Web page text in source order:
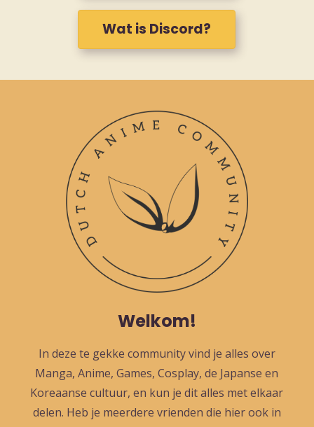
Wat is Discord?
Welkom!
In deze te gekke community vind je alles over
Manga, Anime, Games, Cosplay, de Japanse en
Koreaanse cultuur, en kun je dit alles met elkaar
delen. Heb je meerdere vrienden die hier ook in